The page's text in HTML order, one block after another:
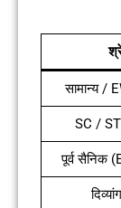
सामान्य /
SC / ST
पूर्व सैनिक